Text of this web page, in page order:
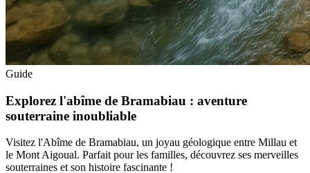
Guide
Explorez l'abîme de Bramabiau : aventure
souterraine inoubliable
Visitez l'Abîme de Bramabiau, un joyau géologique entre Millau et
le Mont Aigoual. Parfait pour les familles, découvrez ses merveilles
souterraines et son histoire fascinante !